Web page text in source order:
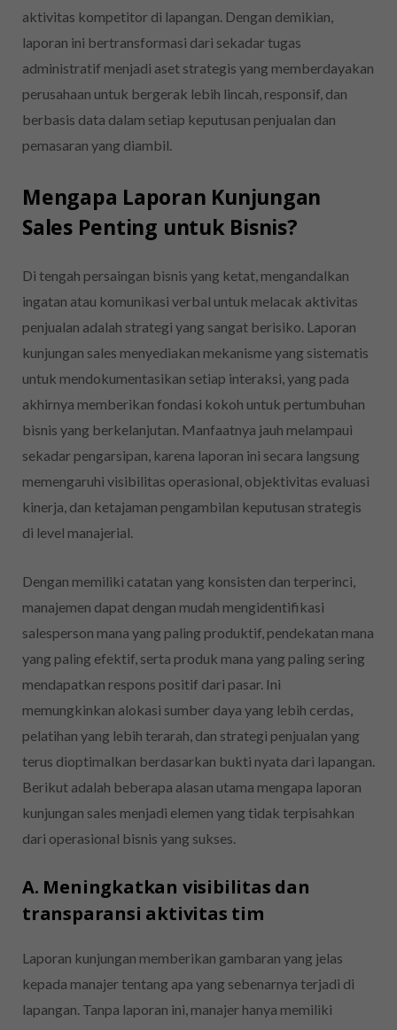
aktivitas kompetitor di lapangan. Dengan demikian,
laporan ini bertransformasi dari sekadar tugas
administratif menjadi aset strategis yang memberdayakan
perusahaan untuk bergerak lebih lincah, responsif, dan
berbasis data dalam setiap keputusan penjualan dan
pemasaran yang diambil.
Mengapa Laporan Kunjungan
Sales Penting untuk Bisnis?
Di tengah persaingan bisnis yang ketat, mengandalkan
ingatan atau komunikasi verbal untuk melacak aktivitas
penjualan adalah strategi yang sangat berisiko. Laporan
kunjungan sales menyediakan mekanisme yang sistematis
untuk mendokumentasikan setiap interaksi, yang pada
akhirnya memberikan fondasi kokoh untuk pertumbuhan
bisnis yang berkelanjutan. Manfaatnya jauh melampaui
sekadar pengarsipan, karena laporan ini secara langsung
memengaruhi visibilitas operasional, objektivitas evaluasi
kinerja, dan ketajaman pengambilan keputusan strategis
di level manajerial.
Dengan memiliki catatan yang konsisten dan terperinci,
manajemen dapat dengan mudah mengidentifikasi
salesperson mana yang paling produktif, pendekatan mana
yang paling efektif, serta produk mana yang paling sering
mendapatkan respons positif dari pasar. Ini
memungkinkan alokasi sumber daya yang lebih cerdas,
pelatihan yang lebih terarah, dan strategi penjualan yang
terus dioptimalkan berdasarkan bukti nyata dari lapangan.
Berikut adalah beberapa alasan utama mengapa laporan
kunjungan sales menjadi elemen yang tidak terpisahkan
dari operasional bisnis yang sukses.
A. Meningkatkan visibilitas dan
transparansi aktivitas tim
Laporan kunjungan memberikan gambaran yang jelas
kepada manajer tentang apa yang sebenarnya terjadi di
lapangan. Tanpa laporan ini, manajer hanya memiliki